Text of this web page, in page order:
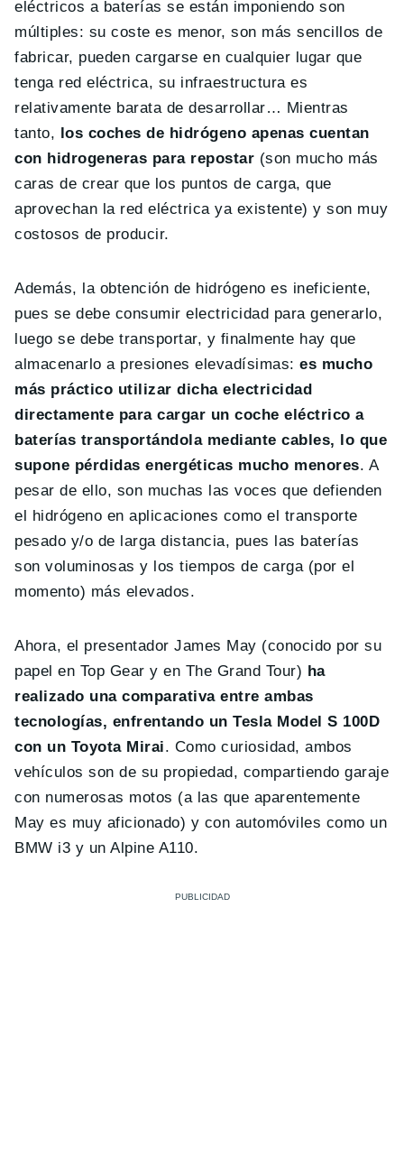
eléctricos a baterías se están imponiendo son
múltiples: su coste es menor, son más sencillos de
fabricar, pueden cargarse en cualquier lugar que
tenga red eléctrica, su infraestructura es
relativamente barata de desarrollar… Mientras
tanto, los coches de hidrógeno apenas cuentan
con hidrogeneras para repostar (son mucho más
caras de crear que los puntos de carga, que
aprovechan la red eléctrica ya existente) y son muy
costosos de producir.
Además, la obtención de hidrógeno es ineficiente,
pues se debe consumir electricidad para generarlo,
luego se debe transportar, y finalmente hay que
almacenarlo a presiones elevadísimas: es mucho
más práctico utilizar dicha electricidad
directamente para cargar un coche eléctrico a
baterías transportándola mediante cables, lo que
supone pérdidas energéticas mucho menores. A
pesar de ello, son muchas las voces que defienden
el hidrógeno en aplicaciones como el transporte
pesado y/o de larga distancia, pues las baterías
son voluminosas y los tiempos de carga (por el
momento) más elevados.
Ahora, el presentador James May (conocido por su
papel en Top Gear y en The Grand Tour) ha
realizado una comparativa entre ambas
tecnologías, enfrentando un Tesla Model S 100D
con un Toyota Mirai. Como curiosidad, ambos
vehículos son de su propiedad, compartiendo garaje
con numerosas motos (a las que aparentemente
May es muy aficionado) y con automóviles como un
BMW i3 y un Alpine A110.